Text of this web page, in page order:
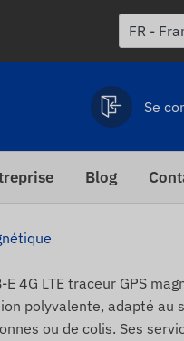
Se
Blog
E 4G LTE traceur GPS
polyvalente, adapté
ou de colis. Ses